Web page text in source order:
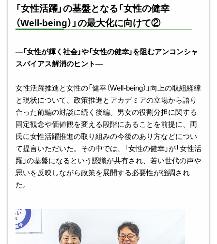
「女性活躍」の基盤となる「女性の健幸
（Well-being）」の最大化に向けて②
―「女性が輝く社会」や「女性の健幸」を阻むアンコンシャ
スバイアス解消のヒント―
女性活躍推進と女性の「健幸（Well-being）」向上の取組経緯
と現状について、政策推進とアカデミアの立場から語り
合った前編の対談に続く後編。男女の役割分担に関する
固定観念や価値観を変える段階にあることを前提に、両
氏に女性活躍推進の取り組みの今後のあり方などについ
て提言いただいた。その中では、「女性の健幸」が「女性活
躍」の基盤になるという認識が共有され、若い世代の声や
思いを反映しながら政策を展開する必要性が強調され
た。